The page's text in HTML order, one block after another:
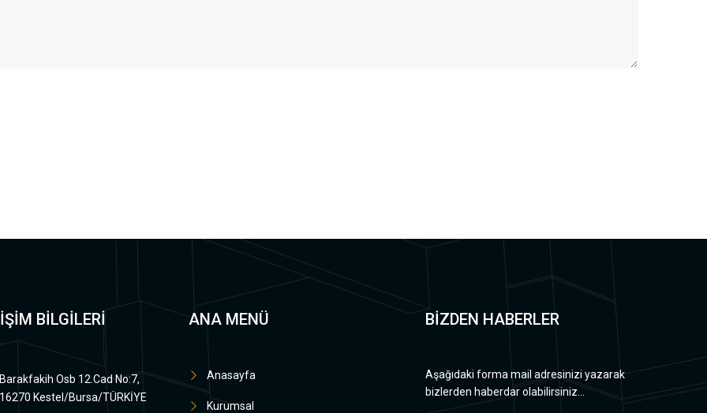
BİLGİLERİ
Barakfakih Osb 12.Cad No:7,
16270 Kestel/Bursa/TÜRKİYE
ANA MENÜ
Anasayfa
Kurumsal
BİZDEN HABERLER
Aşağıdaki forma mail adresinizi yazarak
bizlerden haberdar olabilirsiniz...